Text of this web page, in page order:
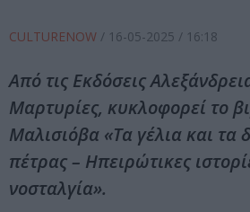
CULTURENOW / 16-05-2025 / 16:18
Από τις Εκδόσεις
Μαρτυρίες, κυκλοφορεί το
Μαλισιόβα «Τα γέλια και τα
πέτρας – Ηπειρώτικες
νοσταλγία».